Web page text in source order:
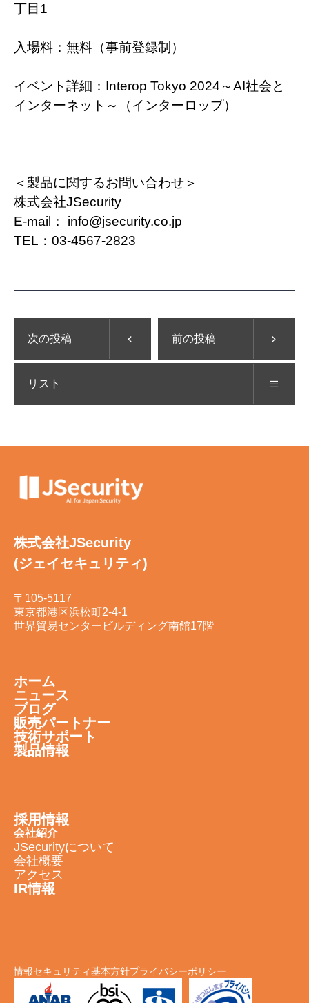
丁目1
入場料：無料（事前登録制）
イベント詳細： Interop Tokyo 2024～AI社会と
インターネット～（インターロップ）
＜製品に関するお問い合わせ＞
株式会社JSecurity
E-mail： info@jsecurity.co.jp
TEL：03-4567-2823
次の投稿 前の投稿
リスト
株式会社JSecurity
(ジェイセキュリティ)
〒105-5117
東京都港区浜松町2-4-1
世界貿易センタービルディング南館17階
ホーム
ニュース
ブログ
販売パートナー
技術サポート
製品情報
採用情報
会社紹介
JSecurityについて
会社概要
アクセス
IR情報
情報セキュリティ基本方針プライバシーポリシー